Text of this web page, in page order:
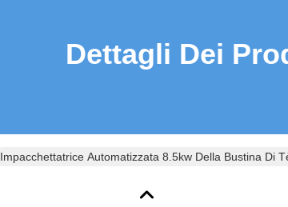
Dettagli Dei
Impacchettatrice Automatizzata 8.5kw Della Bustina Di